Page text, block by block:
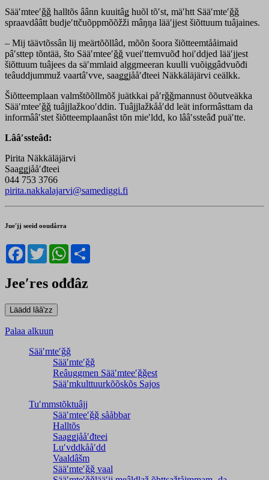
Sääʹmteeʹǧǧ halltõs âânn kuuitâǥ huõl tõʹst, mäʹhtt Sääʹmteʹǧǧ
spraavdââtt budjeʹttčuõppmõõžži mâŋŋa lääʹjjest šiõttuum tuâjaines.
– Mij täävtõssân lij meärtõõllâd, mõõn šoora šiõtteemtååimaid
pâʹsttep tõntää, što Sääʹmteeʹǧǧ vueiʹttemvuõđ hoiʹddjed lääʹjjest
šiõttuum tuâjees da säʹmmlaid alggmeeran kuulli vuõiggâdvuõđi
teâuddjummuž vaartâʹvve, saaǥǥjååʹđteei Näkkäläjärvi ceälkk.
Šiõtteemplaan valmštõõllmõš juätkkai påʹrǧǧmannust õõutveäkka
Sääʹmteeʹǧǧ tuâjjlažkooʹddin. Tuâjjlažkååʹdd leät informâsttam da
informââʹstet šiõtteemplaanâst tõn mieʹldd, ko lââʹssteâđ puäʹtte.
Lââʹssteâđ:
Pirita Näkkäläjärvi
Saaǥǥjååʹđteei
044 753 3766
pirita.nakkalajarvi@samediggi.fi
Jueʹjj seeid ooudårra
Facebook
TwitterWhatsApp
Jeeʹres ođđâz
Palaa alkuun
Sääʹmteʹǧǧ
Sääʹmteʹǧǧ
Reâuggmen Sääʹmteeʹǧǧest
Sääʹmkulttuurkõõskõs Sajos
Tuʹmmstõktuâjj
Sääʹmteeʹǧǧ sååbbar
Halltõs
Saaǥǥjååʹđteei
Luʹvddkååʹdd
Vaaldâšm
Sääʹmteʹǧǧ vaal